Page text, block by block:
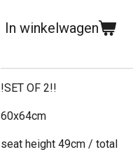
In winkelwagen
!SET OF 2!!
60x64cm
seat height 49cm / total